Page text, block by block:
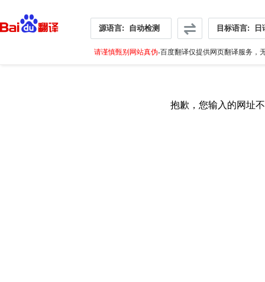
源语言: 自动检测 目标语言: 日
请谨慎甄别网站真伪-百度翻译仅提供网页翻译服务，